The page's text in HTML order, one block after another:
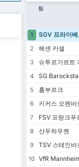
팀
1 SGV 프라이
2
헤센 카셀
3
슈투르가르트
4
SG
5
홈부르크
6
키커스 오펜바
7
FSV 프랑크푸
8
산두하우젠
9
TSV 스테인바
10 VfR